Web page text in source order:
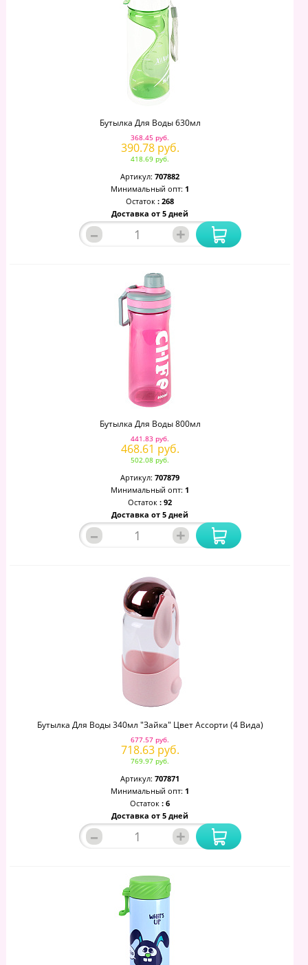
Бутылка Для Воды 630мл
368.45 руб.
390.78 руб.
418.69 руб.
Артикул: 707882
Минимальный опт: 1
Остаток : 268
Доставка от 5 дней
– +
Бутылка Для Воды 800мл
441.83 руб.
468.61 руб.
502.08 руб.
Артикул: 707879
Минимальный опт: 1
Остаток : 92
Доставка от 5 дней
– +
Бутылка Для Воды 340мл "Зайка" Цвет Ассорти (4 Вида)
677.57 руб.
718.63 руб.
769.97 руб.
Артикул: 707871
Минимальный опт: 1
Остаток : 6
Доставка от 5 дней
– +